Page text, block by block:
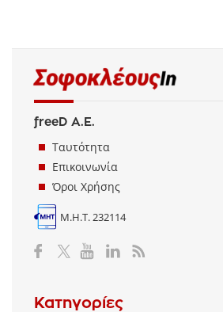
freeD Α.Ε.
Ταυτότητα
Επικοινωνία
Όροι Χρήσης
Μ.Η.Τ. 232114
Κατηγορίες